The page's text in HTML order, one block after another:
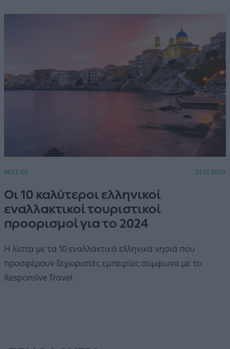
BEST OF 22.12.2023
Οι 10 καλύτεροι ελληνικοί
εναλλακτικοί τουριστικοί
προορισμοί για το 2024
Η λίστα με τα 10 εναλλακτικά ελληνικά νησιά που
προσφέρουν ξεχωριστές εμπειρίες σύμφωνα με το
Responsive Travel.